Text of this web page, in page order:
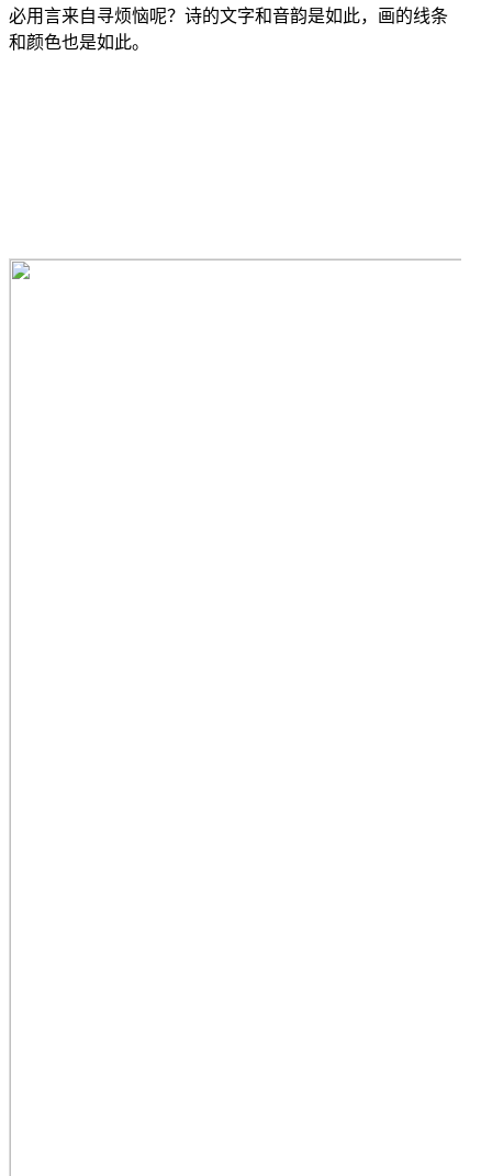
必用言来自寻烦恼呢？诗的文字和音韵是如此，画的线条
和颜色也是如此。